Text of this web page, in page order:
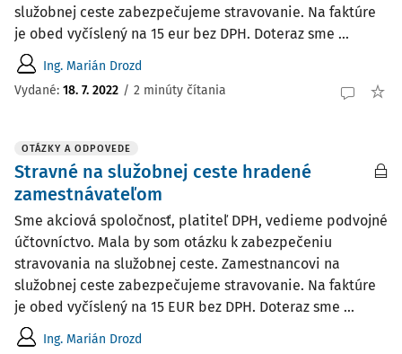
služobnej ceste zabezpečujeme stravovanie. Na faktúre
je obed vyčíslený na 15 eur bez DPH. Doteraz sme ...
Ing. Marián Drozd
Vydané: 18. 7. 2022 / 2 minúty čítania
OTÁZKY A ODPOVEDE
Stravné na služobnej ceste hradené
zamestnávateľom
Sme akciová spoločnosť, platiteľ DPH, vedieme podvojné
účtovníctvo. Mala by som otázku k zabezpečeniu
stravovania na služobnej ceste. Zamestnancovi na
služobnej ceste zabezpečujeme stravovanie. Na faktúre
je obed vyčíslený na 15 EUR bez DPH. Doteraz sme ...
Ing. Marián Drozd